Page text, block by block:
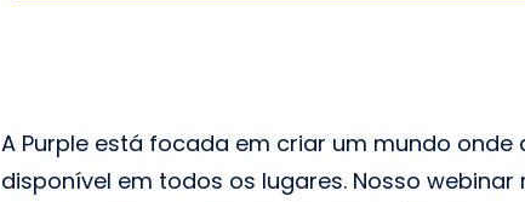
A Purple está focada em criar um mundo
disponível em todos os lugares. Nosso